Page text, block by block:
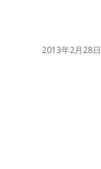
2013年2月28日